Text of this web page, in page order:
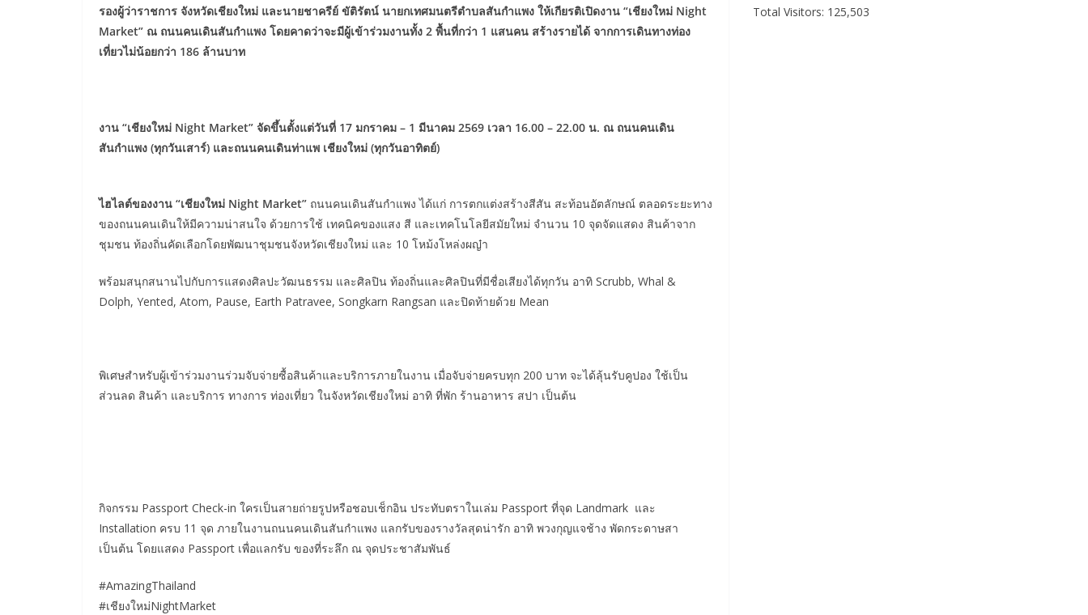
รองผู้ว่าราชการ จังหวัดเชียงใหม่ และนายชาครีย์ ขัติรัตน์ นายกเทศมนตรีตำบลสันกำแพง ให้เกียรติเปิดงาน “เชียงใหม่ Night
Market” ณ ถนนคนเดินสันกำแพง โดยคาดว่าจะมีผู้เข้าร่วมงานทั้ง 2 พื้นที่กว่า 1 แสนคน สร้างรายได้ จากการเดินทางท่อง
เที่ยวไม่น้อยกว่า 186 ล้านบาท
งาน “เชียงใหม่ Night Market” จัดขึ้นตั้งแต่วันที่ 17 มกราคม – 1 มีนาคม 2569 เวลา 16.00 – 22.00 น. ณ ถนนคนเดิน
สันกำแพง (ทุกวันเสาร์) และถนนคนเดินท่าแพ เชียงใหม่ (ทุกวันอาทิตย์)
ไฮไลต์ของงาน “เชียงใหม่ Night Market” ถนนคนเดินสันกำแพง ได้แก่ การตกแต่งสร้างสีสัน สะท้อนอัตลักษณ์ ตลอดระยะทาง
ของถนนคนเดินให้มีความน่าสนใจ ด้วยการใช้ เทคนิคของแสง สี และเทคโนโลยีสมัยใหม่ จำนวน 10 จุดจัดแสดง สินค้าจาก
ชุมชน ท้องถิ่นคัดเลือกโดยพัฒนาชุมชนจังหวัดเชียงใหม่ และ 10 โหม้งโหล่งผญ๋า
พร้อมสนุกสนานไปกับการแสดงศิลปะวัฒนธรรม และศิลปิน ท้องถิ่นและศิลปินที่มีชื่อเสียงได้ทุกวัน อาทิ Scrubb, Whal &
Dolph, Yented, Atom, Pause, Earth Patravee, Songkarn Rangsan และปิดท้ายด้วย Mean
พิเศษสำหรับผู้เข้าร่วมงานร่วมจับจ่ายซื้อสินค้าและบริการภายในงาน เมื่อจับจ่ายครบทุก 200 บาท จะได้ลุ้นรับคูปอง ใช้เป็น
ส่วนลด สินค้า และบริการ ทางการ ท่องเที่ยว ในจังหวัดเชียงใหม่ อาทิ ที่พัก ร้านอาหาร สปา เป็นต้น
กิจกรรม Passport Check-in ใครเป็นสายถ่ายรูปหรือชอบเช็กอิน ประทับตราในเล่ม Passport ที่จุด Landmark และ
Installation ครบ 11 จุด ภายในงานถนนคนเดินสันกำแพง แลกรับของรางวัลสุดน่ารัก อาทิ พวงกุญแจช้าง พัดกระดาษสา
เป็นต้น โดยแสดง Passport เพื่อแลกรับ ของที่ระลึก ณ จุดประชาสัมพันธ์
#AmazingThailand
#เชียงใหม่NightMarket
Total Visitors: 125,503